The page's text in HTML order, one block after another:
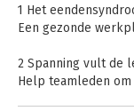
Bekijk alle boeken
1 Het
Een gezonde
2 Spanning vult de
Help teamleden